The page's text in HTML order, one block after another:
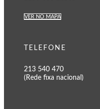
VER NO MAPA
TELEFONE
213 540 470
(Rede fixa nacional)